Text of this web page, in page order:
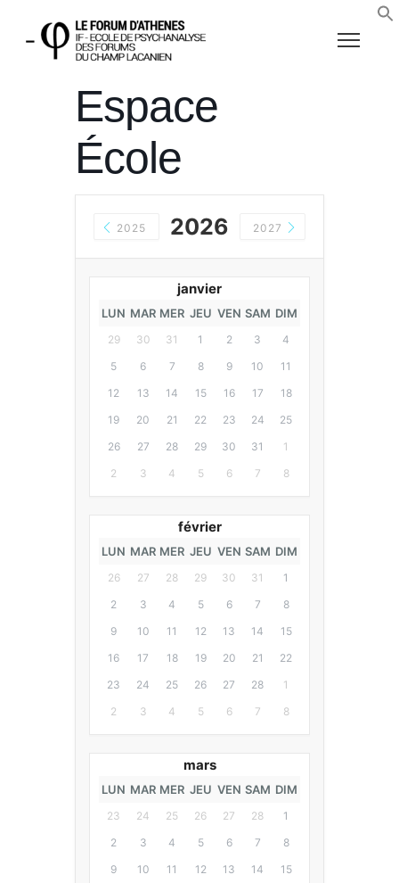
Espace
École
2025 2026 2027
janvier
LUN MAR MER JEU VEN SAM DIM
29 30 31 1 2 3
4
5
6 7 8 9 10
11
12
13 14 15 16 17
18
19
20 21 22 23 24
25
26
27 28 29 30 31
1
2
3 4 5 6 7 8
février
LUN MAR MER JEU VEN SAM DIM
26 27 28 29 30 31
1
2
3 4 5 6 7
8
9
10 11 12 13 14
15
16
17 18 19 20 21
22
23
24 25 26 27 28
1
2
3 4 5 6 7 8
mars
LUN MAR MER JEU VEN SAM DIM
23 24 25 26 27 28
1
2
3 4 5 6 7
8
9
10 11 12 13 14
15